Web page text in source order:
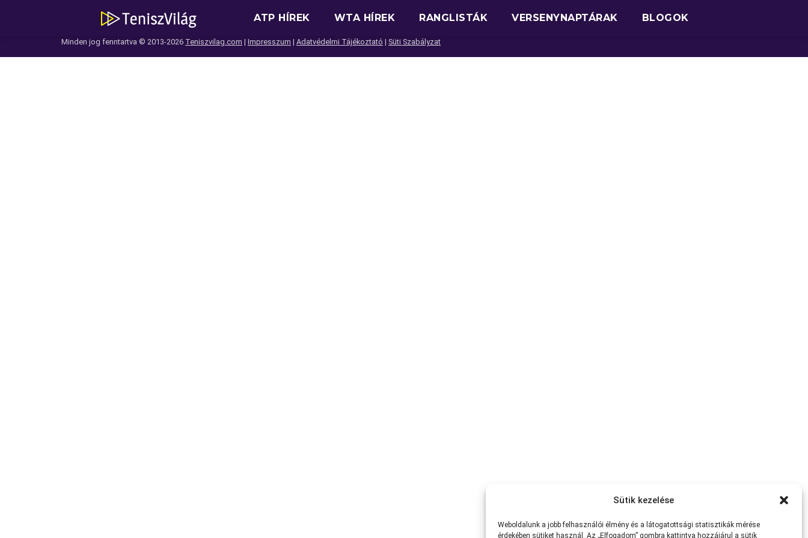
Sütik kezelése
Weboldalunk a jobb felhasználói élmény és a látogatottsági statisztikák mérése
érdekében sütiket használ. Az „Elfogadom” gombra kattintva hozzájárul a sütik
ATP HÍREK WTA HÍREK RANGLISTÁK VERSENYNAPTÁRAK BLOGOK
Minden jog fenntartva © 2013-2026 Teniszvilag.com | Impresszum | Adatvédelmi Tájékoztató | Süti Szabályzat